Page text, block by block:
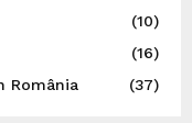
(10)
(16)
România
(37)